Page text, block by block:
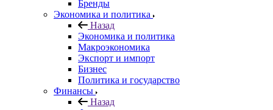
Бренды
Экономика и политика
Назад
Экономика и политика
Макроэкономика
Экспорт и импорт
Бизнес
Политика и государство
Финансы
Назад